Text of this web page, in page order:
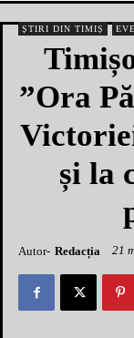
ȘTIRI DIN TIMIȘ
”Ora
și la
Autor- Redacția 21